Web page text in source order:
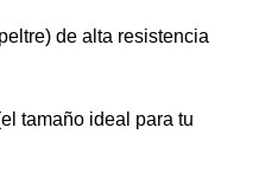
de alta resistencia
tamaño ideal para tu